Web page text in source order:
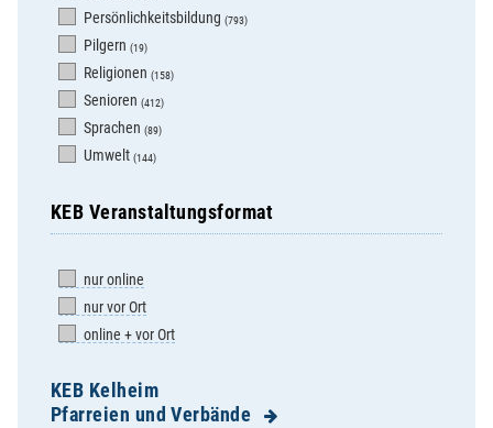
Persönlichkeitsbildung (793)
Pilgern (19)
Religionen (158)
Senioren (412)
Sprachen (89)
Umwelt (144)
KEB Veranstaltungsformat
nur online
nur vor Ort
online + vor Ort
KEB Kelheim
Pfarreien und Verbände